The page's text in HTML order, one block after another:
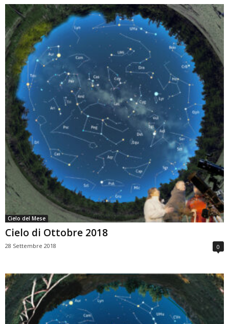
Cielo del Mese
Cielo di Ottobre 2018
28 Settembre 2018 0